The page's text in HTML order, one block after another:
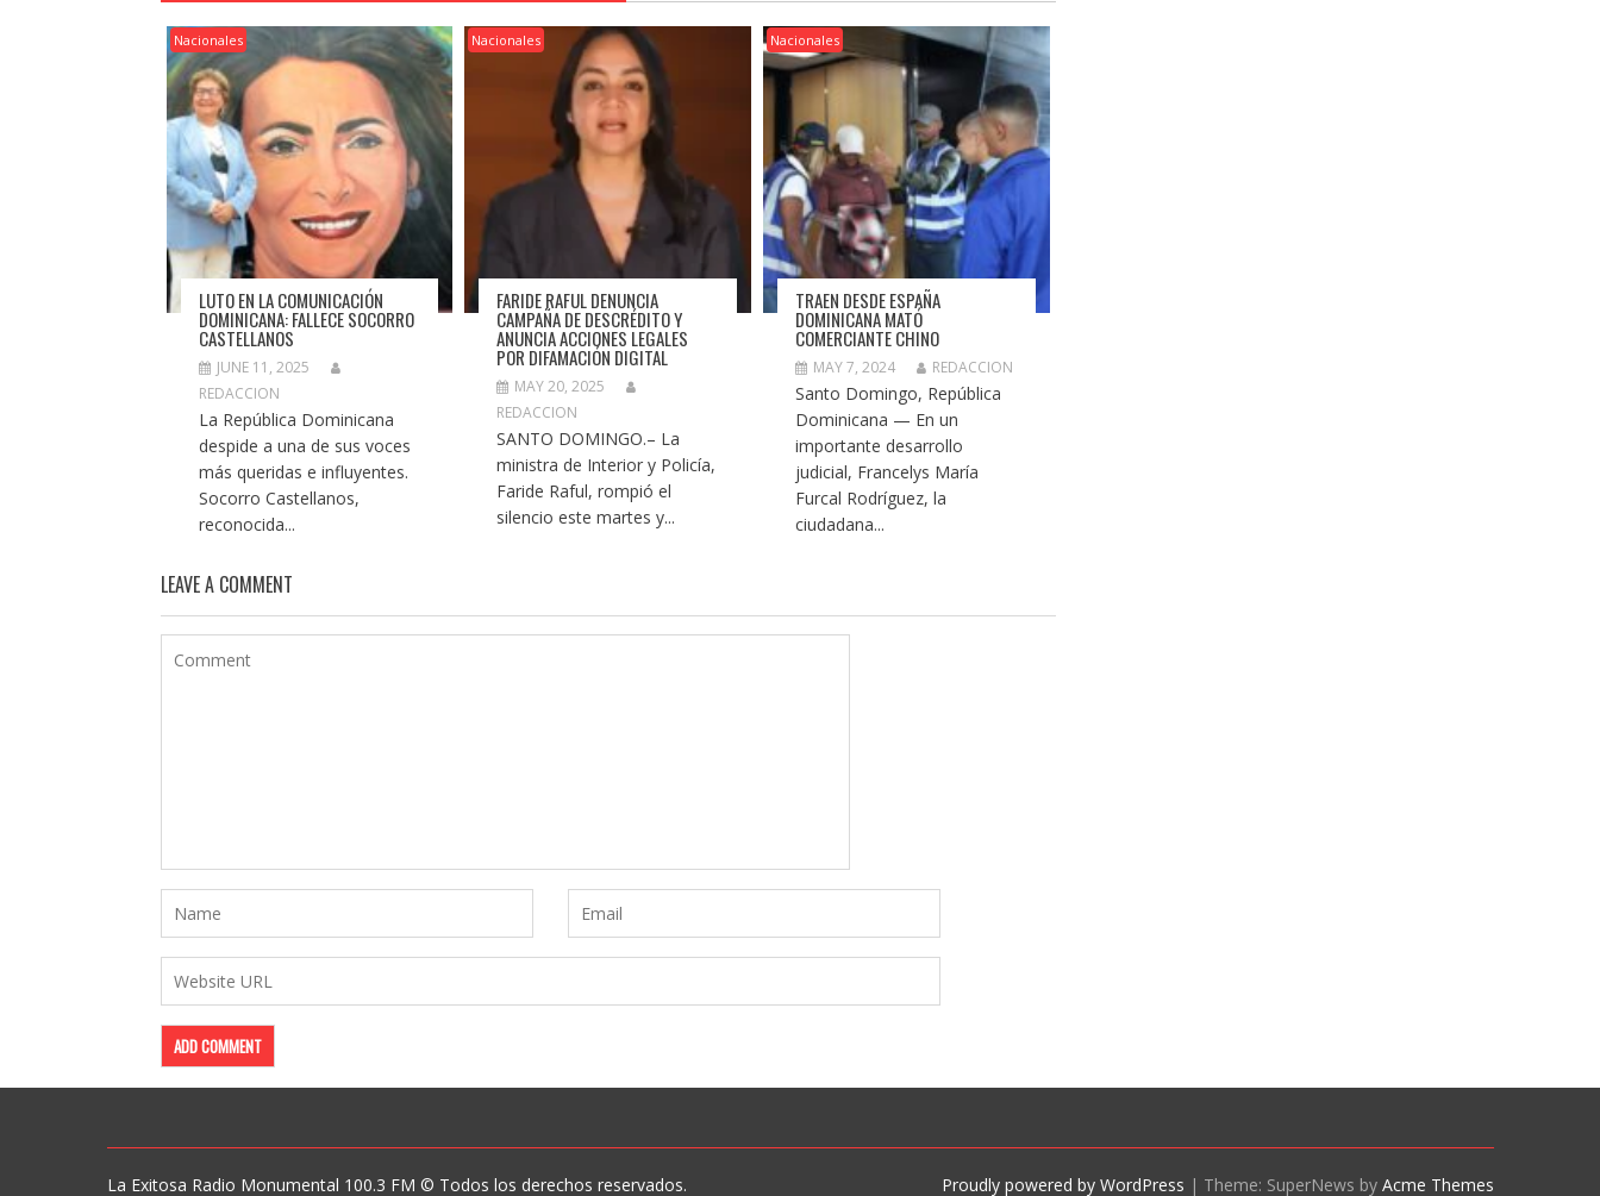
Nacionales
LUTO EN LA COMUNICACIÓN
DOMINICANA: FALLECE SOCORRO
CASTELLANOS
JUNE 11, 2025
REDACCION
La República Dominicana
despide a una de sus voces
más queridas e influyentes.
Socorro Castellanos,
reconocida...
Nacionales
FARIDE RAFUL DENUNCIA
CAMPAÑA DE DESCRÉDITO Y
ANUNCIA ACCIONES LEGALES
POR DIFAMACIÓN DIGITAL
MAY 20, 2025
REDACCION
SANTO DOMINGO.– La
ministra de Interior y Policía,
Faride Raful, rompió el
silencio este martes y...
Nacionales
TRAEN DESDE ESPAÑA
DOMINICANA MATÓ
COMERCIANTE CHINO
MAY 7, 2024 REDACCION
Santo Domingo, República
Dominicana — En un
importante desarrollo
judicial, Francelys María
Furcal Rodríguez, la
ciudadana...
LEAVE A COMMENT
La Exitosa Radio Monumental 100.3 FM © Todos los derechos reservados. Proudly powered by WordPress | Theme: SuperNews by Acme Themes